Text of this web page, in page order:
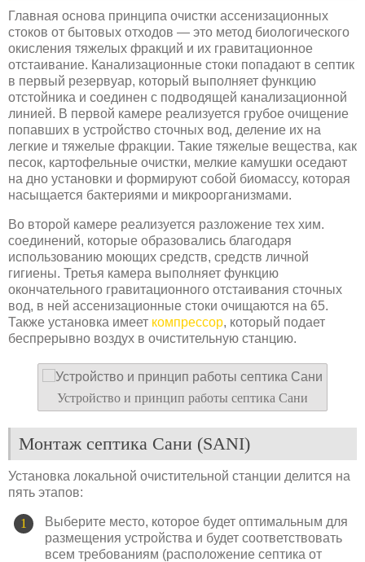
Главная основа принципа очистки ассенизационных
стоков от бытовых отходов — это метод биологического
окисления тяжелых фракций и их гравитационное
отстаивание. Канализационные стоки попадают в септик
в первый резервуар, который выполняет функцию
отстойника и соединен с подводящей канализационной
линией. В первой камере реализуется грубое очищение
попавших в устройство сточных вод, деление их на
легкие и тяжелые фракции. Такие тяжелые вещества, как
песок, картофельные очистки, мелкие камушки оседают
на дно установки и формируют собой биомассу, которая
насыщается бактериями и микроорганизмами.
Во второй камере реализуется разложение тех хим.
соединений, которые образовались благодаря
использованию моющих средств, средств личной
гигиены. Третья камера выполняет функцию
окончательного гравитационного отстаивания сточных
вод, в ней ассенизационные стоки очищаются на 65.
Также установка имеет компрессор, который подает
беспрерывно воздух в очистительную станцию.
Устройство и принцип работы септика Сани
Монтаж септика Сани (SANI)
Установка локальной очистительной станции делится на
пять этапов:
Выберите место, которое будет оптимальным для
размещения устройства и будет соответствовать
всем требованиям (расположение септика от